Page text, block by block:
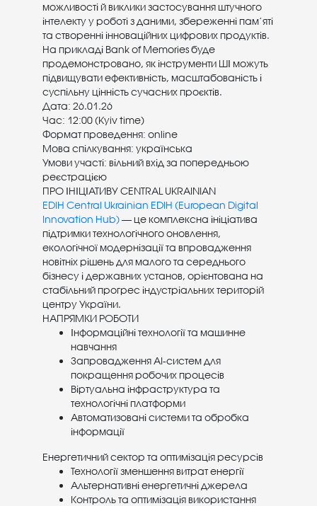
можливості й виклики застосування штучного
інтелекту у роботі з даними, збереженні пам’яті
та створенні інноваційних цифрових продуктів.
На прикладі Bank of Memories буде
продемонстровано, як інструменти ШІ можуть
підвищувати ефективність, масштабованість і
суспільну цінність сучасних проєктів.
Дата: 26.01.26
Час: 12:00 (Kyiv time)
Формат проведення: online
Мова спілкування: українська
Умови участі: вільний вхід за попередньою
реєстрацією
ПРО ІНІЦІАТИВУ CENTRAL UKRAINIAN
EDIH Central Ukrainian EDIH (European Digital
Innovation Hub)— це комплексна ініціатива
підтримки технологічного оновлення,
екологічної модернізації та впровадження
новітніх рішень для малого та середнього
бізнесу і державних установ, орієнтована на
стабільний прогрес індустріальних територій
центру України.
НАПРЯМКИ РОБОТИ
Інформаційні технології та машинне
навчання
Запровадження AI-систем для
покращення робочих процесів
Віртуальна інфраструктура та
технологічні платформи
Автоматизовані системи та обробка
інформації
Енергетичний сектор та оптимізація ресурсів
Технології зменшення витрат енергії
Альтернативні енергетичні джерела
Контроль та оптимізація використання